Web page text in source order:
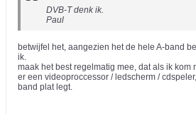
DVB-T denk ik.
Paul
betwijfel het, aangezien het de hele A-band
ik.
maak het best regelmatig mee, dat als ik kom
er een videoproccessor / ledscherm /
band plat legt.